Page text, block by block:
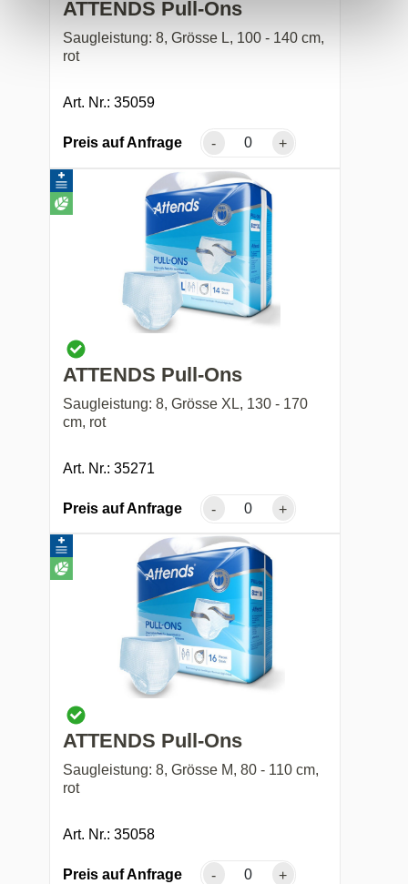
ATTENDS Pull-Ons
Saugleistung: 8, Grösse L, 100 - 140 cm,
rot
Art. Nr.: 35059
Preis auf Anfrage - +
ATTENDS Pull-Ons
Saugleistung: 8, Grösse XL, 130 - 170
cm, rot
Art. Nr.: 35271
Preis auf Anfrage - +
ATTENDS Pull-Ons
Saugleistung: 8, Grösse M, 80 - 110 cm,
rot
Art. Nr.: 35058
Preis auf Anfrage - +